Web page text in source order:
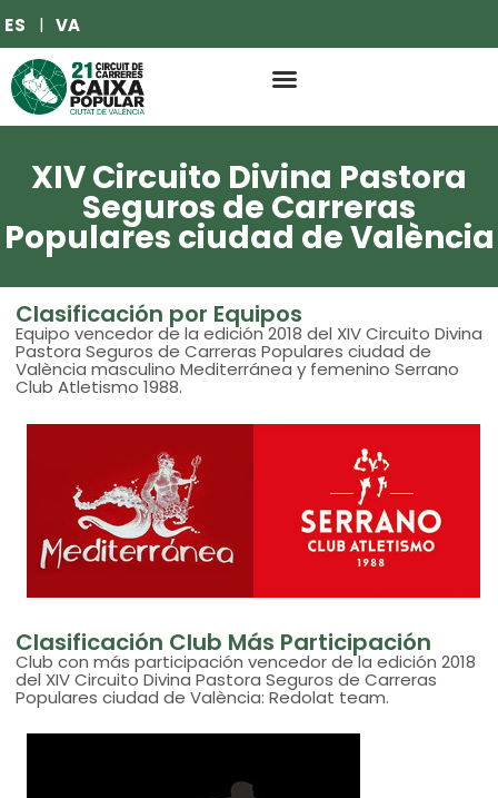
ES VA
XIV Circuito Divina Pastora
Seguros de Carreras
Populares ciudad de València
Clasificación por Equipos
Equipo vencedor de la edición 2018 del XIV Circuito Divina
Pastora Seguros de Carreras Populares ciudad de
València masculino Mediterránea y femenino Serrano
Club Atletismo 1988.
Clasificación Club Más Participación
Club con más participación vencedor de la edición 2018
del XIV Circuito Divina Pastora Seguros de Carreras
Populares ciudad de València: Redolat team.